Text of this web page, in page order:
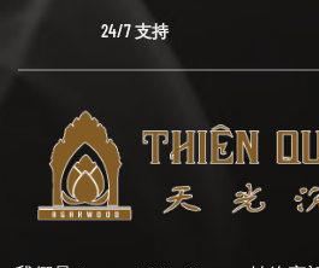
24/7 支持